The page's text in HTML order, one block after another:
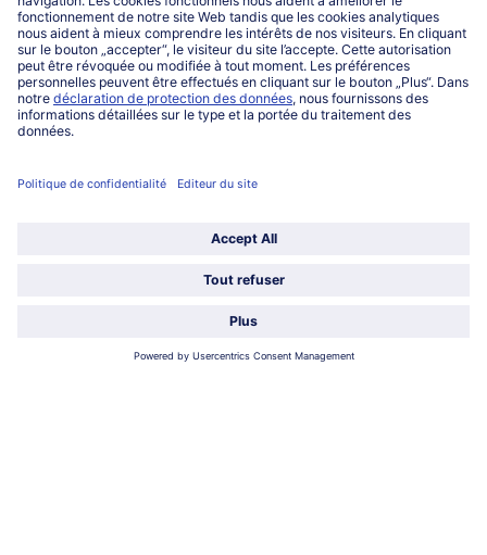
Service
Qui sommes-nous?